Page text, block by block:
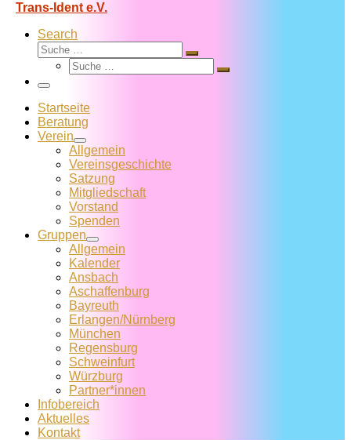
Trans-Ident e.V.
Search
Suche
Suche
Suche
Suche
Menü
Startseite
Beratung
Verein
Allgemein
Vereins­geschichte
Satzung
Mitglied­schaft
Vorstand
Spenden
Gruppen
Allgemein
Kalender
Ansbach
Aschaffenburg
Bayreuth
Erlangen/Nürnberg
München
Regensburg
Schweinfurt
Würzburg
Partner*innen
Infobereich
Aktuelles
Kontakt